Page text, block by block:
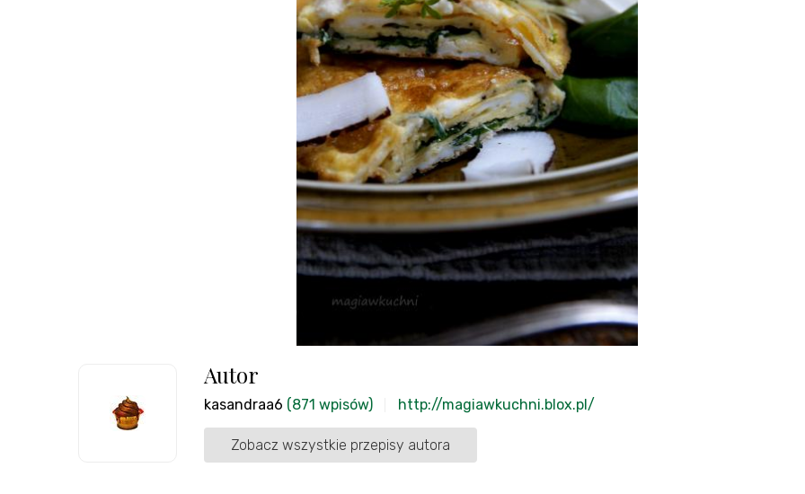
Autor
kasandraa6 (871 wpisów) http://magiawkuchni.blox.pl/
Zobacz wszystkie przepisy autora